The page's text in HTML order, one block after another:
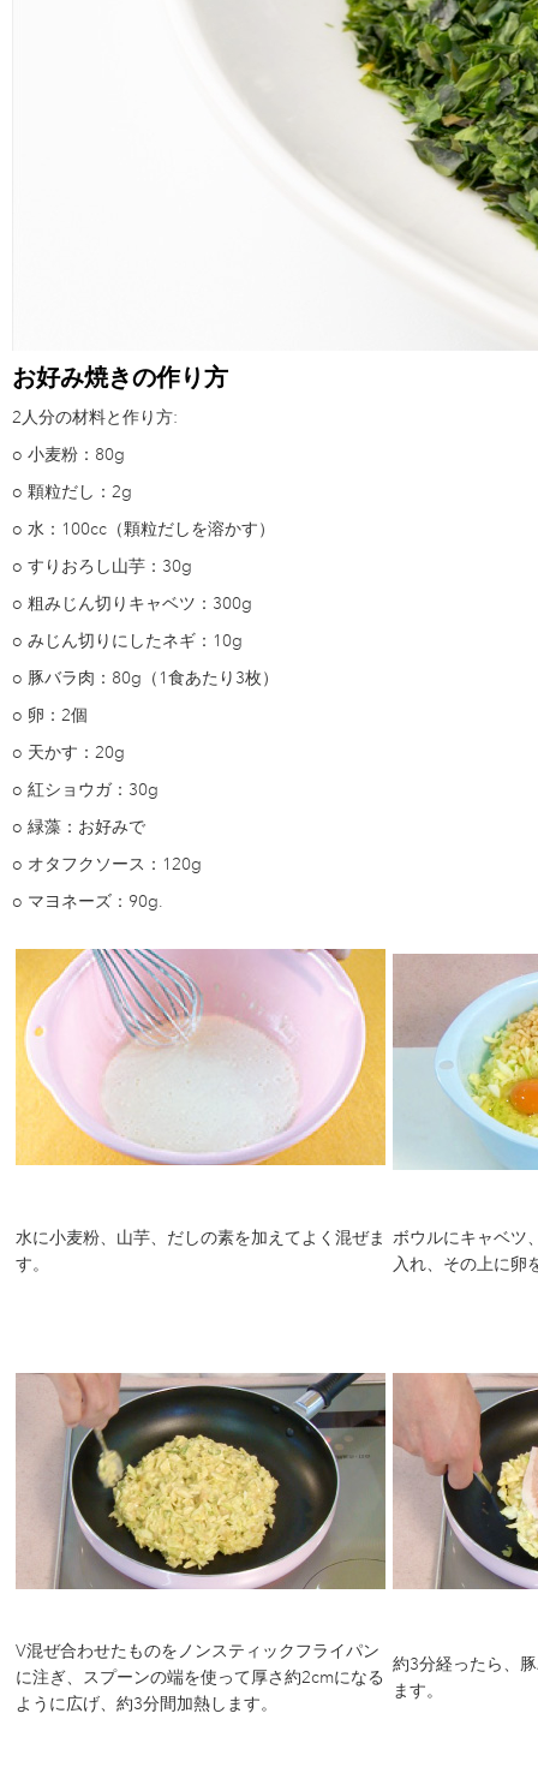
お好み焼きの作り方
2人分の材料と作り方:
o 小麦粉：80g
o 顆粒だし：2g
o 水：100cc（顆粒だしを溶かす）
o すりおろし山芋：30g
o 粗みじん切りキャベツ：300g
o みじん切りにしたネギ：10g
o 豚バラ肉：80g（1食あたり3枚）
o 卵：2個
o 天かす：20g
o 紅ショウガ：30g
o 緑藻：お好みで
o オタフクソース：120g
o マヨネーズ：90g.
水に小麦粉、山芋、だしの素を加えてよく混ぜま
す。
ボウルにキャベツ
入れ、その上に卵
V混ぜ合わせたものをノンスティックフライパン
に注ぎ、スプーンの端を使って厚さ約2cmになる
ように広げ、約3分間加熱します。
約3分経ったら、
ます。